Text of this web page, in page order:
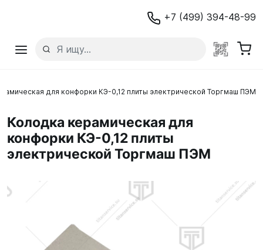
+7 (499) 394-48-99
для конфорки КЭ-0,12 плиты электрической Торгмаш ПЭМ
Колодка керамическая для
конфорки КЭ-0,12 плиты
электрической Торгмаш ПЭМ